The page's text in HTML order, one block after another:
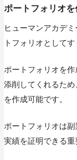
ポートフォリオ
ヒューマンアカデ
トフォリオとして
ポートフォリオを
添削してくれるた
を作成可能です。
ポートフォリオは
実績を証明できる重